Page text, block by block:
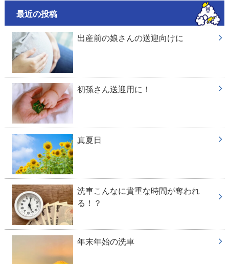
最近の投稿
出産前の娘さんの送迎向けに
初孫さん送迎用に！
真夏日
洗車こんなに貴重な時間が奪われ
る！？
年末年始の洗車